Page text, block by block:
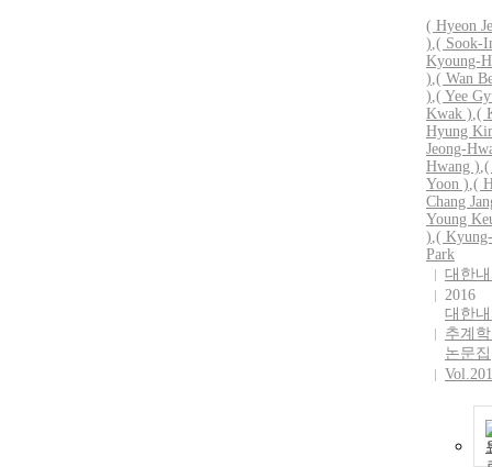
( Hyeon
),( Sook-
Kyoung-
),( Wan
),( Yee
Kwak ),(
Hyung
Jeong-
Hwang ),(
Yoon ),(
Chang
Young
),(
Park
대한
2016
대한
추계
논문집